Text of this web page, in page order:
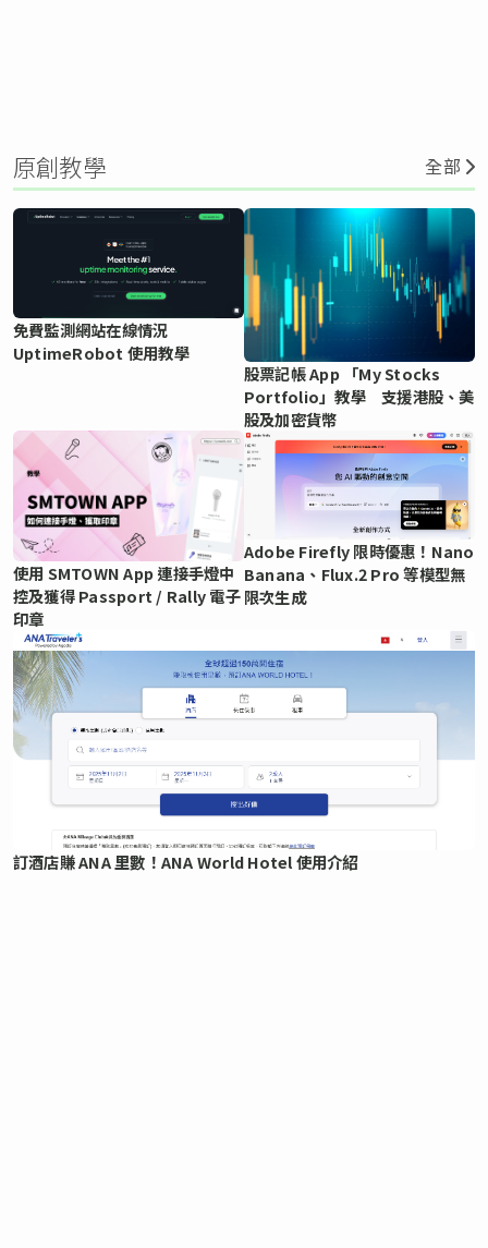
原創教學 全部
免費監測網站在線情況
UptimeRobot 使用教學
股票記帳 App 「My Stocks
Portfolio」教學 支援港股、美
股及加密貨幣
使用 SMTOWN App 連接手燈中
控及獲得 Passport / Rally 電子
印章
Adobe Firefly 限時優惠！Nano
Banana、Flux.2 Pro 等模型無
限次生成
訂酒店賺 ANA 里數！ANA World Hotel 使用介紹